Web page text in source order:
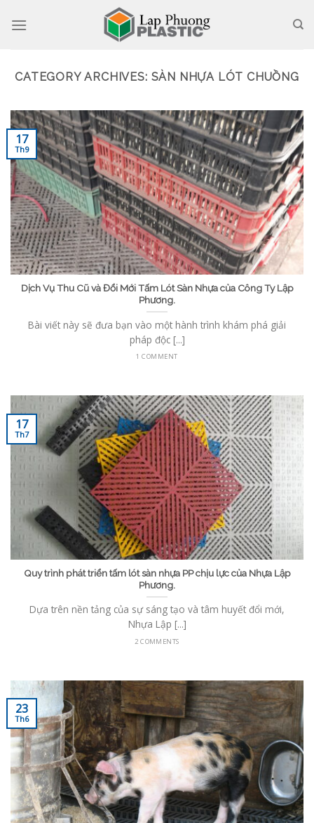
CATEGORY ARCHIVES: SÀN NHỰA LÓT CHUỒNG
Dịch Vụ Thu Cũ và Đổi Mới Tấm Lót Sàn Nhựa của Công Ty Lập
Phương.
Bài viết này sẽ đưa bạn vào một hành trình khám phá giải
pháp độc [...]
1 COMMENT
17
Th9
Quy trình phát triển tấm lót sàn nhựa PP chịu lực của Nhựa Lập
Phương.
Dựa trên nền tảng của sự sáng tạo và tâm huyết đổi mới,
Nhựa Lập [...]
2 COMMENTS
17
Th7
23
Th6